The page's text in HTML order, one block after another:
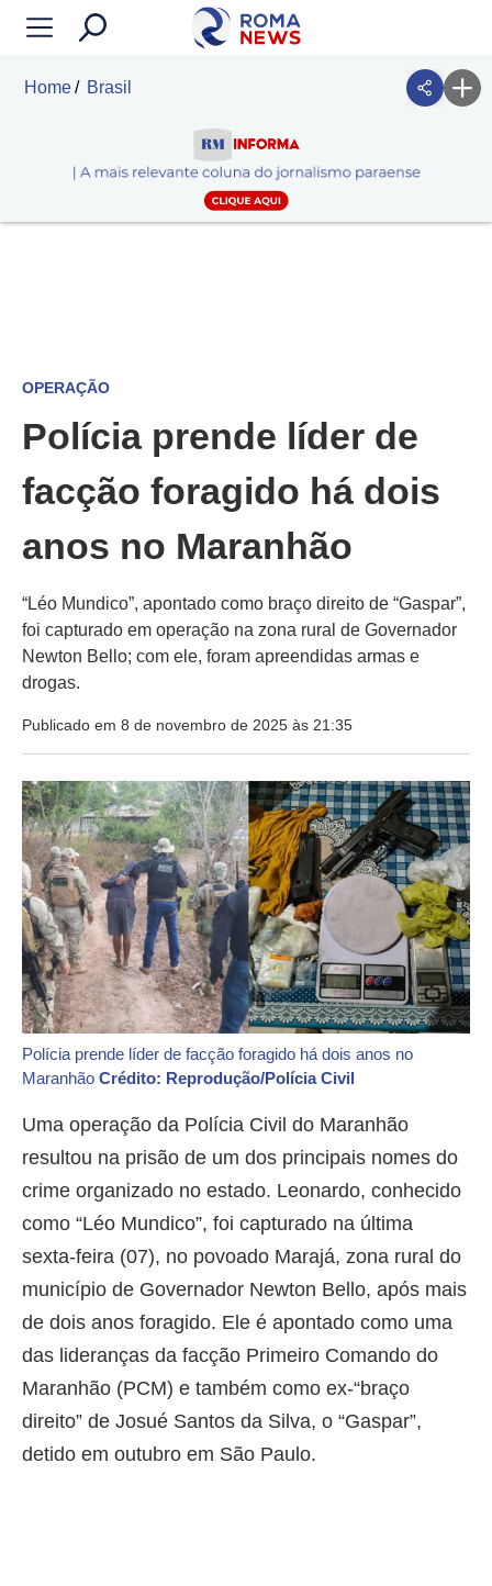
Home Brasil
OPERAÇÃO
Polícia prende líder de
facção foragido há dois
anos no Maranhão
“Léo Mundico”, apontado como braço direito de “Gaspar”,
foi capturado em operação na zona rural de Governador
Newton Bello; com ele, foram apreendidas armas e
drogas.
Publicado em 8 de novembro de 2025 às 21:35
Polícia prende líder de facção foragido há dois anos no
Maranhão Crédito: Reprodução/Polícia Civil
Uma operação da Polícia Civil do Maranhão
resultou na prisão de um dos principais nomes do
crime organizado no estado. Leonardo, conhecido
como “Léo Mundico”, foi capturado na última
sexta-feira (07), no povoado Marajá, zona rural do
município de Governador Newton Bello, após mais
de dois anos foragido. Ele é apontado como uma
das lideranças da facção Primeiro Comando do
Maranhão (PCM) e também como ex-“braço
direito” de Josué Santos da Silva, o “Gaspar”,
detido em outubro em São Paulo.